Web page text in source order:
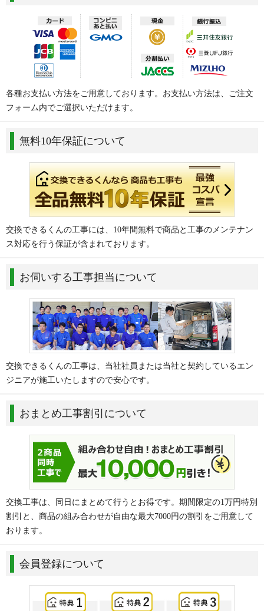
各種お支払い方法をご用意しております。お支払い方法は、ご注文
フォーム内でご選択いただけます。
無料10年保証について
交換できるくんの工事には、10年間無料で商品と工事のメンテナン
ス対応を行う保証が含まれております。
お伺いする工事担当について
交換できるくんの工事は、当社社員または当社と契約しているエン
ジニアが施工いたしますので安心です。
おまとめ工事割引について
交換工事は、同日にまとめて行うとお得です。期間限定の1万円特別
割引と、商品の組み合わせが自由な最大7000円の割引をご用意して
おります。
会員登録について